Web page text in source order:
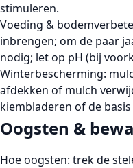
stimuleren.
Voeding &
inbrengen; om de paar
nodig; let op pH (bij
Winterbescherming:
afdekken of mulch
kiembladeren of de
Oogsten &
Hoe oogsten: trek de